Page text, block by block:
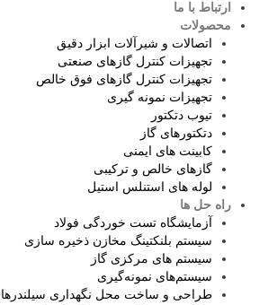
ارتباط با ما
محصولات
اتصالات و شیرآلات ابزار دقیق
تجهیزات کنترل گازهای صنعتی
تجهیزات کنترل گازهای فوق خالص
تجهیزات نمونه گیری
تیوب دتکتور
دتکتورهای گاز
کابینت های ایمنی
گازهای خالص و ترکیبی
لوله های استنلس استیل
راه حل ها
آزمایشگاه‌ تست خوردگی فولاد
سیستم بلنکتینگ مخازن ذخیره سازی
سیستم های مرکزی گاز
سیستم‌های نمونه‌گیری
طراحی و ساخت محل نگهداری